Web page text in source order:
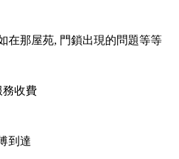
在那屋苑, 門鎖出現的問題等等
務收費
到達